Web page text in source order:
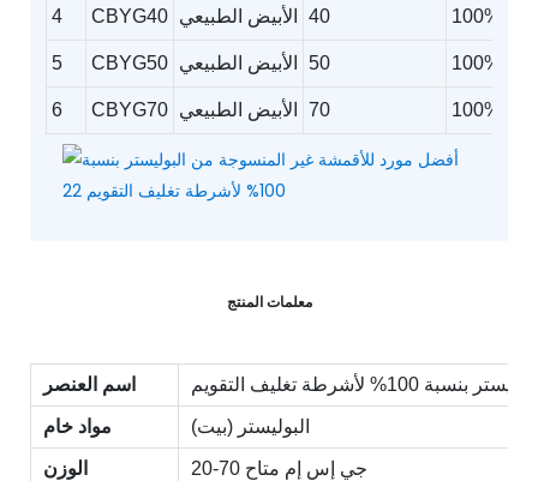
4 CBYG40 الأبيض الطبيعي 40
5 CBYG50 الأبيض الطبيعي 50
6 CBYG70 الأبيض الطبيعي 70
معلمات المنتج
اسم العنصر لأشرطة تغليف التقويم
مواد خام البوليستر (بيت)
الوزن 20-70 جي إس إم متاح